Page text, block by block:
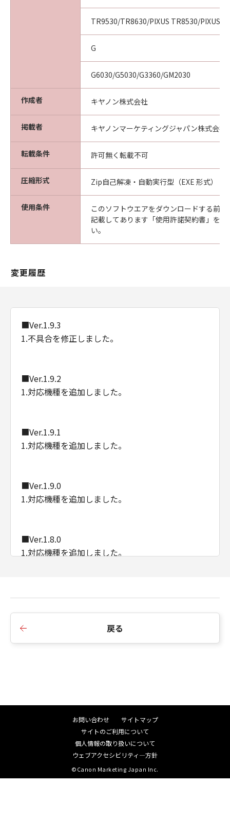
TR9530/TR8630/PIXUS TR8530/PIXUS
G
G6030/G5030/G3360/GM2030
作成者 キヤノン株式会社
掲載者 キヤノンマーケティングジャパン株式会社
転載条件 許可無く転載不可
圧縮形式 Zip自己解凍・自動実行型（EXE 形式）
使用条件
このソフトウエアをダウンロードする前
記載してあります「使用許諾契約書」を
い。
変更履歴
■Ver.1.9.3
1.不具合を修正しました。
■Ver.1.9.2
1.対応機種を追加しました。
■Ver.1.9.1
1.対応機種を追加しました。
■Ver.1.9.0
1.対応機種を追加しました。
■Ver.1.8.0
1.対応機種を追加しました。
1.対応機種を追加しました。
1.対応機種を追加しました。
戻る
お問い合わせ
サイトマップ
サイトのご利用について
個人情報の取り扱いについて
ウェブアクセシビリティ―方針
©Canon Marketing Japan Inc.